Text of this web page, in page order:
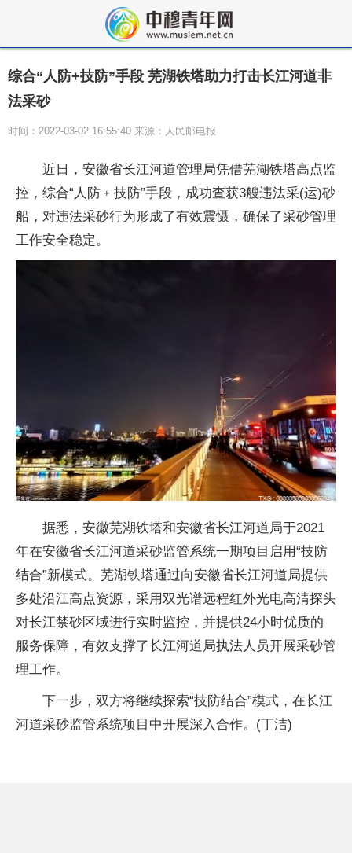
综合“人防+技防”手段 芜湖铁塔助力打击长江河道非
法采砂
时间：2022-03-02 16:55:40 来源：人民邮电报
近日，安徽省长江河道管理局凭借芜湖铁塔高点监
控，综合“人防﹢技防”手段，成功查获3艘违法采(运)砂
船，对违法采砂行为形成了有效震慑，确保了采砂管理
工作安全稳定。
据悉，安徽芜湖铁塔和安徽省长江河道局于2021
年在安徽省长江河道采砂监管系统一期项目启用“技防
结合”新模式。芜湖铁塔通过向安徽省长江河道局提供
多处沿江高点资源，采用双光谱远程红外光电高清探头
对长江禁砂区域进行实时监控，并提供24小时优质的
服务保障，有效支撑了长江河道局执法人员开展采砂管
理工作。
下一步，双方将继续探索“技防结合”模式，在长江
河道采砂监管系统项目中开展深入合作。(丁洁)